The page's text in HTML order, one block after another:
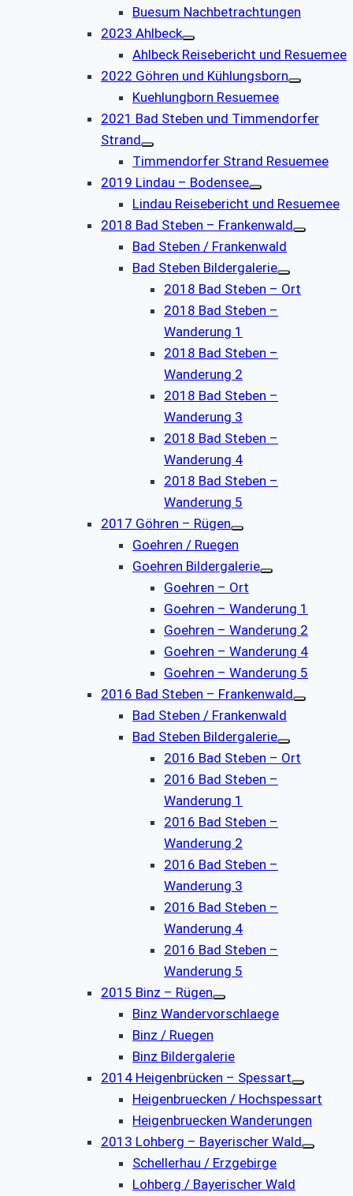
Buesum Nachbetrachtungen
2023 Ahlbeck
Ahlbeck Reisebericht und Resuemee
2022 Göhren und Kühlungsborn
Kuehlungborn Resuemee
2021 Bad Steben und Timmendorfer
Strand
Timmendorfer Strand Resuemee
2019 Lindau – Bodensee
Lindau Reisebericht und Resuemee
2018 Bad Steben – Frankenwald
Bad Steben / Frankenwald
Bad Steben Bildergalerie
2018 Bad Steben – Ort
2018 Bad Steben –
Wanderung 1
2018 Bad Steben –
Wanderung 2
2018 Bad Steben –
Wanderung 3
2018 Bad Steben –
Wanderung 4
2018 Bad Steben –
Wanderung 5
2017 Göhren – Rügen
Goehren / Ruegen
Goehren Bildergalerie
Goehren – Ort
Goehren – Wanderung 1
Goehren – Wanderung 2
Goehren – Wanderung 4
Goehren – Wanderung 5
2016 Bad Steben – Frankenwald
Bad Steben / Frankenwald
Bad Steben Bildergalerie
2016 Bad Steben – Ort
2016 Bad Steben –
Wanderung 1
2016 Bad Steben –
Wanderung 2
2016 Bad Steben –
Wanderung 3
2016 Bad Steben –
Wanderung 4
2016 Bad Steben –
Wanderung 5
2015 Binz – Rügen
Binz Wandervorschlaege
Binz / Ruegen
Binz Bildergalerie
2014 Heigenbrücken – Spessart
Heigenbruecken / Hochspessart
Heigenbruecken Wanderungen
2013 Lohberg – Bayerischer Wald
Schellerhau / Erzgebirge
Lohberg / Bayerischer Wald